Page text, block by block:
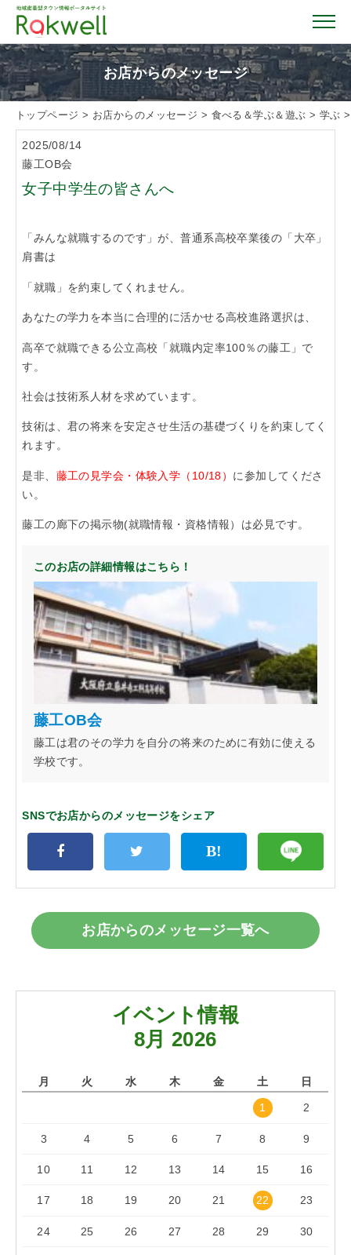
トップページ
お店を探す
おすすめガイド
「らくうぇる。」は⼤阪 南河内の地域密着型ポータルサ
イト！ランチやディナーのクーポン、イベント、地域情報
お店からのメッセージ
トップページ > お店からのメッセージ > 食べる＆学ぶ＆遊ぶ > 学ぶ
2025/08/14
藤工OB会
女子中学生の皆さんへ
「みんな就職するのです」が、普通系高校卒業後の「大卒」
肩書は
「就職」を約束してくれません。
あなたの学力 を本当に合理的に活かせる高校進路選択は、
高卒で就職できる公立高校「就職内定率100％の藤工 」で
す。
社会は技術系人材を求めています。
技術は、君の将来を安定させ生活の基礎づくりを約束してく
れます。
是非、 藤工の見学会・体験入学（10/18） に参加してくださ
い。
藤工の廊下の掲示物(就職情報・資格情報）は必見です。
このお店の詳細情報はこちら！
藤工OB会
藤工は君のその学力を自分の将来のために有効に使える
学校です。
SNSでお店からのメッセージをシェア
お店からのメッセージ一覧へ
イベント情報
8月 2026
月 火 水 木 金 土 日
1 2
3 4 5 6 7 8 9
10 11 12 13 14 15 16
17 18 19 20 21 22 23
24 25 26 27 28 29 30